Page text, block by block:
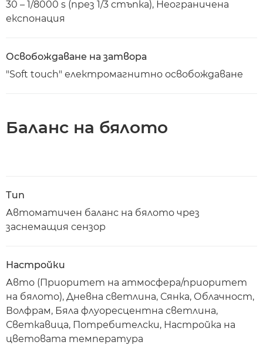
30 – 1/8000 s (през 1/3 стъпка), Неограничена
експонация
Освобождаване на затвора
"Soft touch" електромагнитно освобождаване
Баланс на бялото
Тип
Автоматичен баланс на бялото чрез
заснемащия сензор
Настройки
Авто (Приоритет на атмосфера/приоритет
на бялото), Дневна светлина, Сянка, Облачност,
Волфрам, Бяла флуоресцентна светлина,
Светкавица, Потребителски, Настройка на
цветовата температура